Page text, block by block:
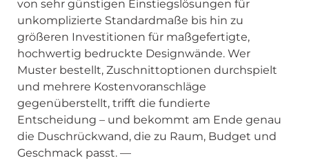
von sehr günstigen Einstiegslösungen für
unkomplizierte Standardmaße bis hin zu
größeren Investitionen für maßgefertigte,
hochwertig bedruckte Designwände. Wer
Muster bestellt, Zuschnittoptionen durchspielt
und mehrere Kostenvoranschläge
gegenüberstellt, trifft die fundierte
Entscheidung – und bekommt am Ende genau
die Duschrückwand, die zu Raum, Budget und
Geschmack passt. —